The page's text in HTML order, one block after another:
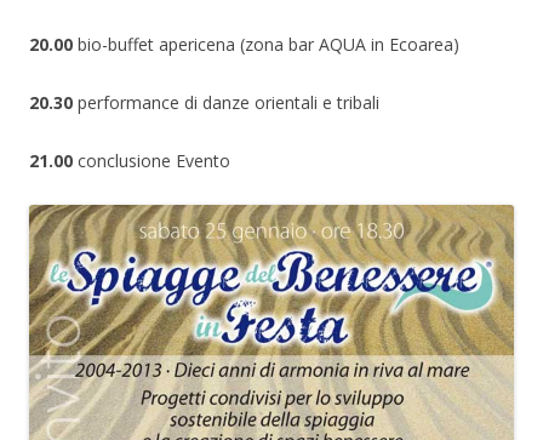
20.00 bio-buffet apericena (zona bar AQUA in Ecoarea)
20.30 performance di danze orientali e tribali
21.00 conclusione Evento